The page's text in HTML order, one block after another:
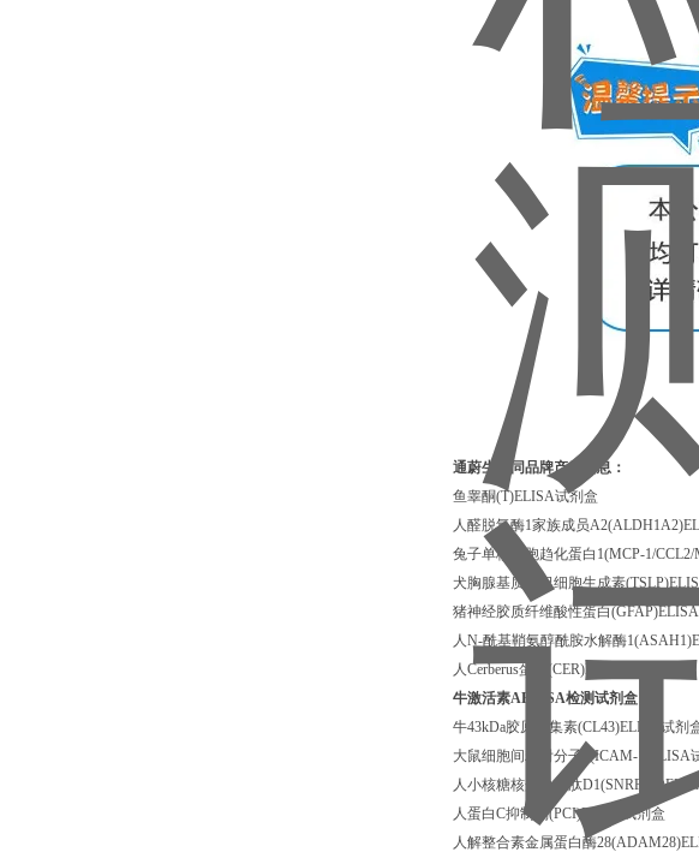
通蔚生物同品牌产品信息：
鱼睾酮(T)ELISA试剂盒
人醛脱氢酶1家族成员
兔子单核细胞趋化蛋白1(MCP-1/
犬胸腺基质淋巴细胞生成素
猪神经胶质纤维酸性蛋白
人N-酰基鞘氨醇酰胺水解酶
人Cerberus蛋白(CER)ELISA试剂盒
牛激活素AELISA检测试剂盒
牛43kDa胶原凝集素(CL43)ELISA试剂
大鼠细胞间粘附分子1(ICAM-1)ELISA
人小核糖核蛋白多肽
人蛋白C抑制剂(PCI)ELISA试剂盒
人解整合素金属蛋白酶